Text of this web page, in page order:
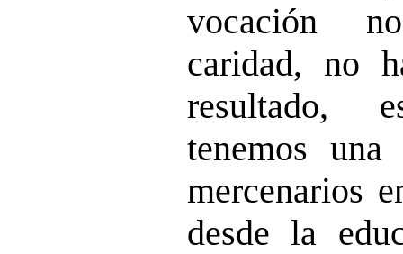
vocación
caridad, no
resultado,
tenemos una
mercenarios
desde la